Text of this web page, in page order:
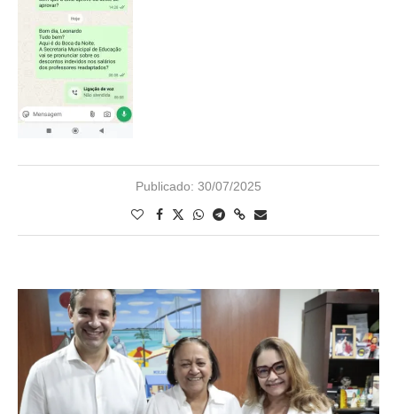
Publicado: 30/07/2025